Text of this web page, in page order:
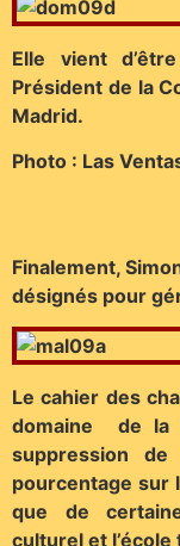
Elle vient
Président de la
Madrid.
Photo : Las
Finalement,
désignés pour
Le cahier des
domaine de la
suppression
pourcentage sur
que de
culturel et l’école